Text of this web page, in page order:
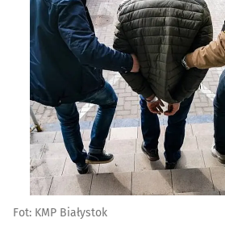
Fot: KMP Białystok